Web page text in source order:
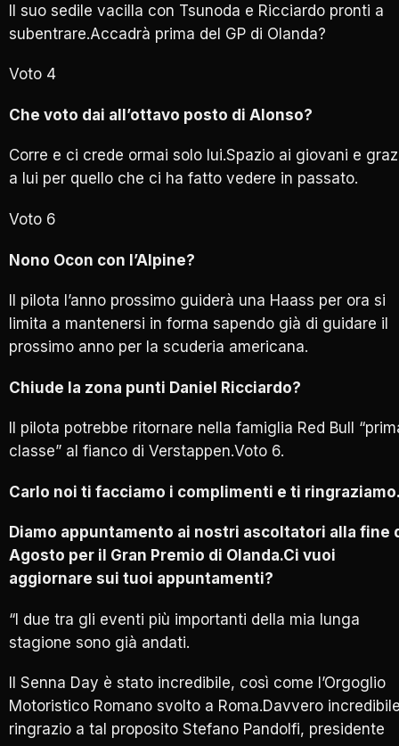
Il suo sedile vacilla con Tsunoda e Ricciardo pronti a
subentrare.Accadrà prima del GP di Olanda?
Voto 4
Che voto dai all’ottavo posto di Alonso?
Corre e ci crede ormai solo lui.Spazio ai giovani e
a lui per quello che ci ha fatto vedere in passato.
Voto 6
Nono Ocon con l’Alpine?
Il pilota l’anno prossimo guiderà una Haass per ora si
limita a mantenersi in forma sapendo già di guidare il
prossimo anno per la scuderia americana.
Chiude la zona punti Daniel Ricciardo?
Il pilota potrebbe ritornare nella famiglia Red Bull
classe” al fianco di Verstappen.Voto 6.
Carlo noi ti facciamo i complimenti e ti
Diamo appuntamento ai nostri ascoltatori alla fine
Agosto per il Gran Premio di Olanda.Ci vuoi
aggiornare sui tuoi appuntamenti?
“I due tra gli eventi più importanti della mia lunga
stagione sono già andati.
Il Senna Day è stato incredibile, così come l’Orgoglio
Motoristico Romano svolto a Roma.Davvero
ringrazio a tal proposito Stefano Pandolfi, presidente